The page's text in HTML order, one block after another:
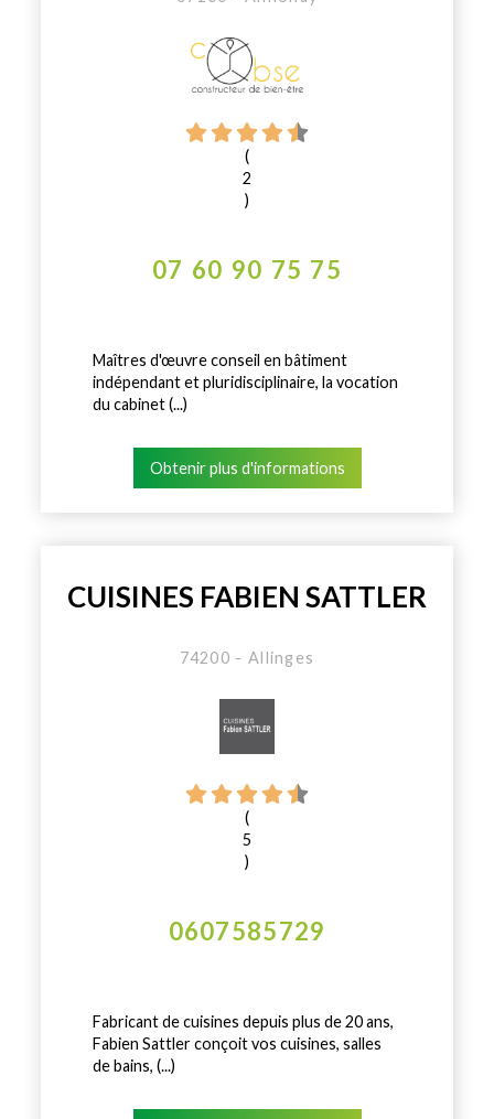
(
2
)
07 60 90 75 75
Maîtres d'œuvre conseil en bâtiment
indépendant et pluridisciplinaire, la vocation
du cabinet (...)
Obtenir plus d'informations
CUISINES FABIEN SATTLER
74200 - Allinges
(
5
)
0607585729
Fabricant de cuisines depuis plus de 20 ans,
Fabien Sattler conçoit vos cuisines, salles
de bains, (...)